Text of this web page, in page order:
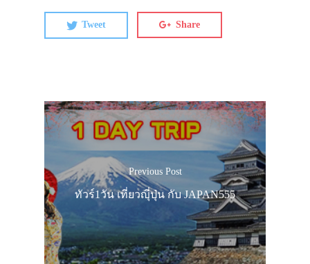
Tweet Share
Previous Post
ทัวร์1วัน เที่ยวญุี่ปุ่น กับ JAPAN555